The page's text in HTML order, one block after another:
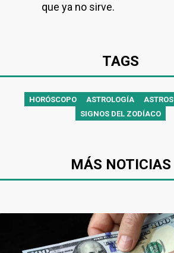
que ya no sirve.
TAGS
HORÓSCOPO ASTROLOGÍA ASTROS
SIGNOS DEL ZODÍACO
MÁS NOTICIAS